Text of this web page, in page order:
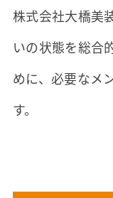
株式会社大橋美
いの状態を総合
めに、必要なメ
す。